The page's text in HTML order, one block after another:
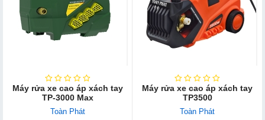
Máy rửa xe cao áp xách tay
TP-3000 Max
Toàn Phát
Máy rửa xe cao áp xách tay
TP3500
Toàn Phát